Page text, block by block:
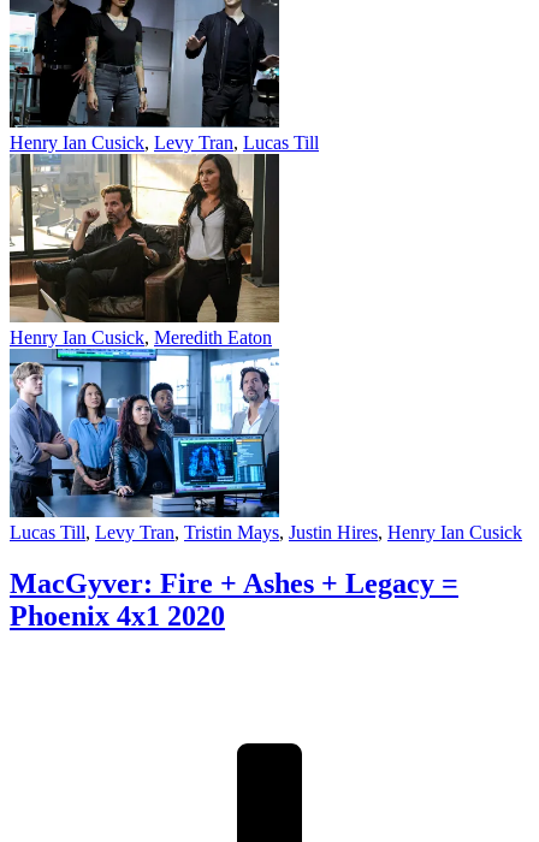
Henry Ian Cusick, Levy Tran, Lucas Till
Henry Ian Cusick, Meredith Eaton
Lucas Till, Levy Tran, Tristin Mays, Justin Hires, Henry Ian Cusick
MacGyver: Fire + Ashes + Legacy =
Phoenix 4x1 2020